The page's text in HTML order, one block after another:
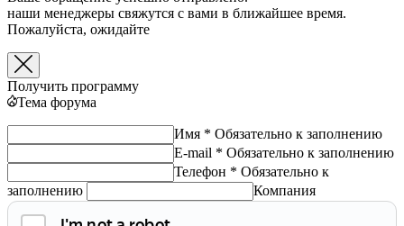
наши менеджеры свяжутся с вами в ближайшее время.
Пожалуйста, ожидайте
Получить программу
Тема форума
Имя * Обязательно к заполнению
E-mail * Обязательно к заполнению
Телефон * Обязательно к
заполнению
Компания